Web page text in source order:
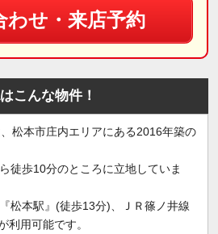
わせ・来店予約
こんな物件！
松本市庄内エリアにある2016年築の
徒歩10分のところに立地していま
松本駅』(徒歩13分)、ＪＲ篠ノ井線
利用可能です。